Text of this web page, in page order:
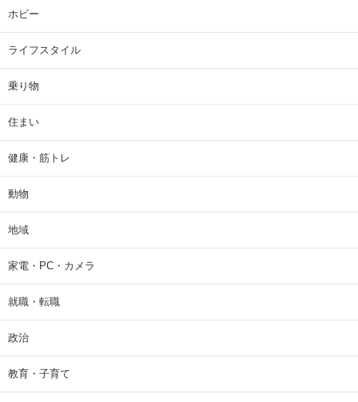
ホビー
ライフスタイル
乗り物
住まい
健康・筋トレ
動物
地域
家電・PC・カメラ
就職・転職
政治
教育・子育て